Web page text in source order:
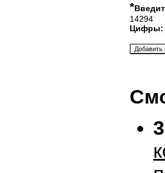
*
14294
Цифры: